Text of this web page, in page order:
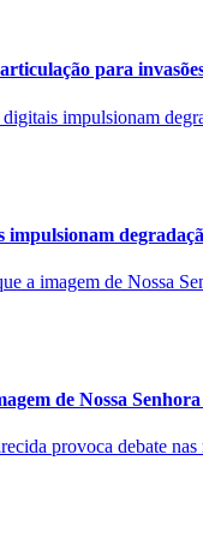
para
impulsionam
de Nossa